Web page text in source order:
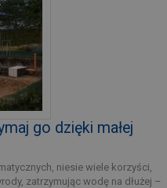
go dzięki małej
niesie wiele korzyści,
zatrzymując wodę na dłużej –